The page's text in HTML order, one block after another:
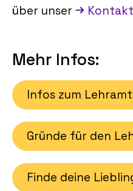
über unser
Mehr Infos:
Infos zum
Gründe für den
Finde deine